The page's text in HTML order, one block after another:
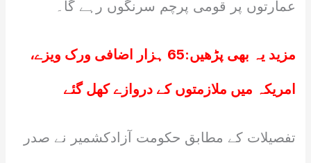
عمارتوں پر قومی پرچم سرنگوں رہے گا۔
مزید یہ بھی پڑھیں: 65 ہزار اضافی ورک ویزے،
امریکہ میں ملازمتوں کے دروازے کھل گئے
تفصیلات کے مطابق حکومت آزادکشمیر نے صدر